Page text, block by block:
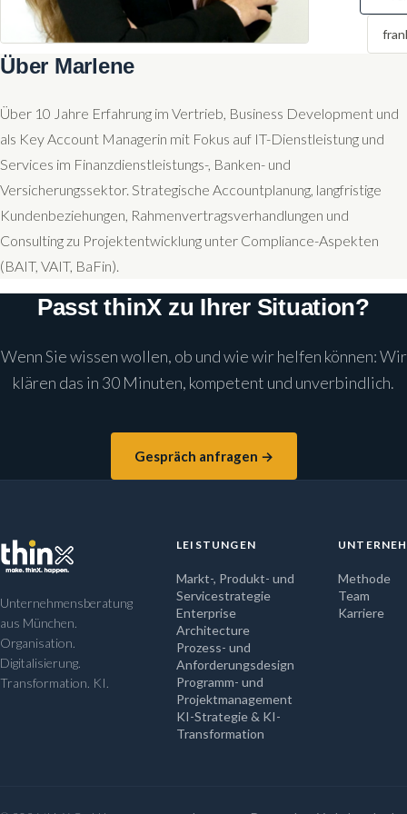
Über Marlene
Über 10 Jahre Erfahrung im Vertrieb, Business Development und
als Key Account Managerin mit Fokus auf IT-Dienstleistung und
Services im Finanzdienstleistungs-, Banken- und
Versicherungssektor. Strategische Accountplanung, langfristige
Kundenbeziehungen, Rahmenvertragsverhandlungen und
Consulting zu Projektentwicklung unter Compliance-Aspekten
(BAIT, VAIT, BaFin).
Passt thinX zu Ihrer Situation?
Wenn Sie wissen wollen, ob und wie wir helfen können: Wir
klären das in 30 Minuten, kompetent und unverbindlich.
Gespräch anfragen →
Unternehmensberatung
aus München.
Organisation.
Digitalisierung.
Transformation. KI.
LEISTUNGEN
Markt-, Produkt- und
Servicestrategie
Enterprise
Architecture
Prozess- und
Anforderungsdesign
Programm- und
Projektmanagement
KI-Strategie & KI-
Transformation
Methode
Team
Karriere